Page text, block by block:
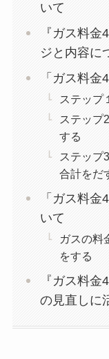
いて
『ガス料
ジと内容に
「ガス料
ステップ
ステップ
する
ステップ
合計をだ
「ガス料
いて
ガスの料
をする
『ガス料
の見直しに